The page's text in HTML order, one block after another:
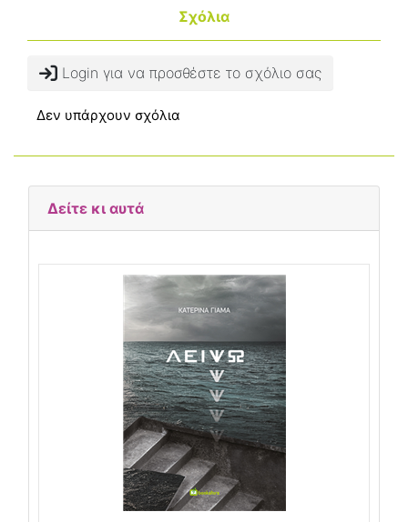
Σχόλια
Login για να προσθέστε το σχόλιο σας
Δεν υπάρχουν σχόλια
Δείτε κι αυτά